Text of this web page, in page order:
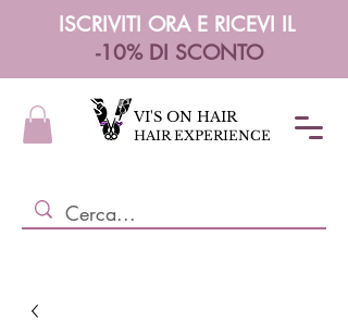
ISCRIVITI ORA E RICEVI IL
-10% DI SCONTO
HAIR EXPERIENCE
VI'S ON HAIR